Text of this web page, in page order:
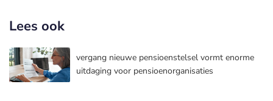
Lees ook
vergang nieuwe pensioenstelsel vormt enorme
uitdaging voor pensioenorganisaties